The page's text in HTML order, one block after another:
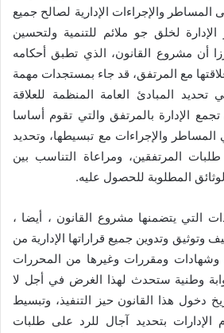
والإجراءات الإدارية لصالح جميع
لخلق جو ملائم للتنمية ولتحسين
أن مشروع القانون، الذي تطبق أحكامه
مع المرتفق، قد جاء بمستجدات مهمة
المبادئ العامة المنظمة للعلاقة
الإدارة بالمرتفق والتي تقوم أساسا
والإجراءات مع تبسيطها، وتحديد
المرتفقين، ومراعاة التناسب بين
المطلوبة للحصول عليه.
التي يتضمنها مشروع القانون ، أيضا ،
وتوثيق وتدوين جميع قراراتها الإدارية من
ومقررات وغيرها من المحررات
وطنية ستحدث لهذا الغرض في أجل لا
دخول هذا القانون حيز التنفيذ، وتبسيط
الإدارات بتحديد آجال للرد على طلبات